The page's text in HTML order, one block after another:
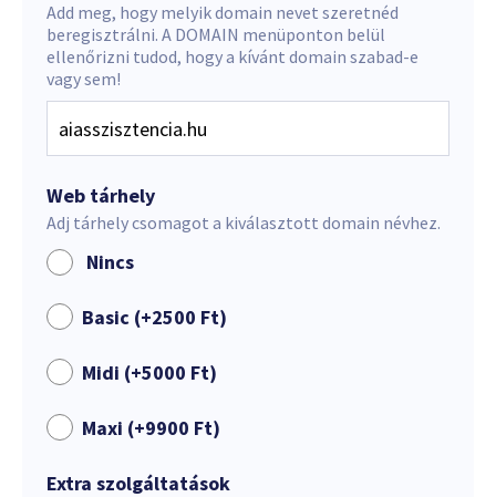
Add meg, hogy melyik domain nevet szeretnéd
beregisztrálni. A DOMAIN menüponton belül
ellenőrizni tudod, hogy a kívánt domain szabad-e
vagy sem!
Web tárhely
Adj tárhely csomagot a kiválasztott domain névhez.
Nincs
Basic (+2500 Ft)
Midi (+5000 Ft)
Maxi (+9900 Ft)
Extra szolgáltatások